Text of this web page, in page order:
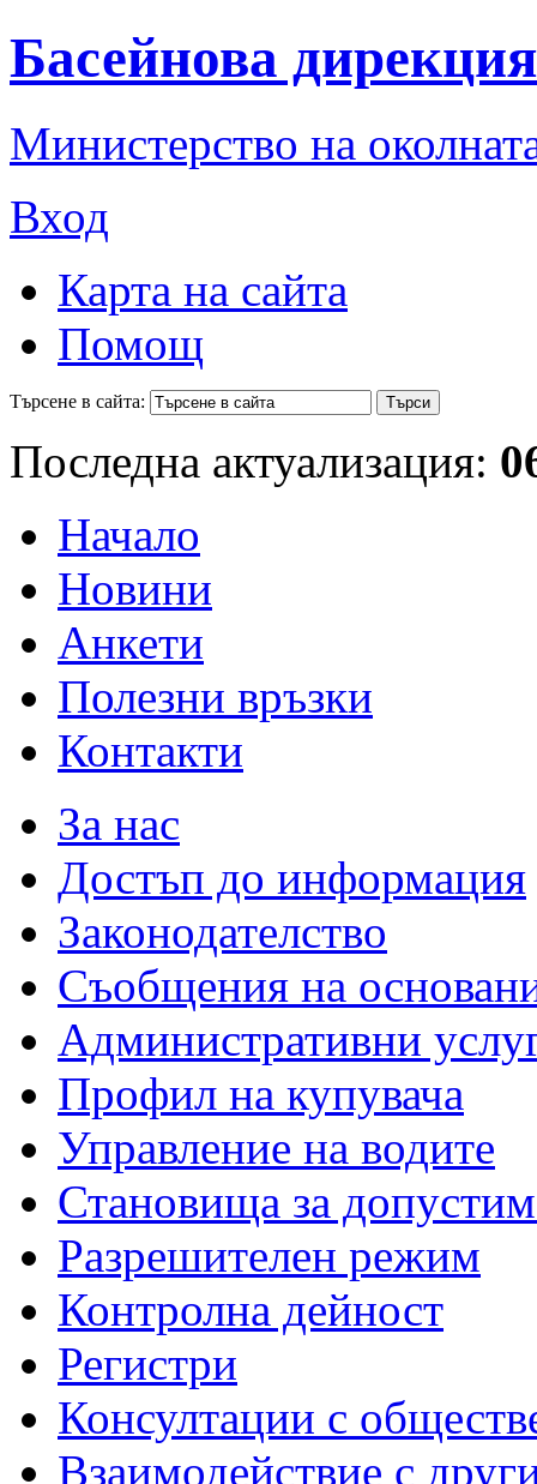
Басейнова
Министерство на
Вход
Карта на сайта
Помощ
Търсене в сайта:
Последна актуализация:
Начало
Новини
Анкети
Полезни връзки
Контакти
За нас
Достъп до информация
Законодателство
Съобщения на
Административни
Профил на купувача
Управление на водите
Становища за
Разрешителен режим
Контролна дейност
Регистри
Консултации с
Взаимодействие с